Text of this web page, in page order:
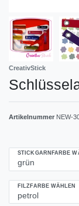
CreativStick
Artikelnummer NEW-
STICKGARNFARBE
FILZFARBE WÄHLEN